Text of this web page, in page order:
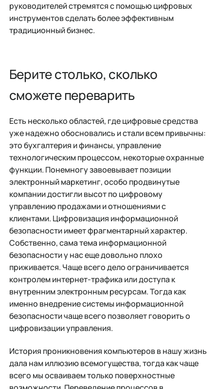
руководителей стремятся с помощью цифровых
инструментов сделать более эффективным
традиционный бизнес.
Берите столько, сколько
сможете переварить
Есть несколько областей, где цифровые средства
уже надежно обосновались и стали всем привычны:
это бухгалтерия и финансы, управление
технологическим процессом, некоторые охранные
функции. Понемногу завоевывает позиции
электронный маркетинг, особо продвинутые
компании достигли высот по цифровому
управлению продажами и отношениями с
клиентами. Цифровизация информационной
безопасности имеет фрагментарный характер.
Собственно, сама тема информационной
безопасности у нас еще довольно плохо
приживается. Чаще всего дело ограничивается
контролем интернет-трафика или доступа к
внутренним электронным ресурсам. Тогда как
именно внедрение системы информационной
безопасности чаще всего позволяет говорить о
цифровизации управления.
История проникновения компьютеров в нашу жизнь
дала нам иллюзию всемогущества, тогда как чаще
всего мы осваиваем только поверхностные